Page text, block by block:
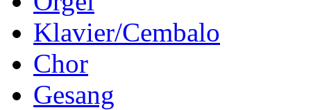
Klavier/Cembalo
Chor
Gesang